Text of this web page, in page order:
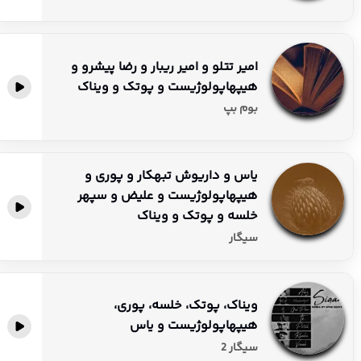
قدیمی، تک‌آهنگ‌های جدید و ریمیکس‌های ترند، را در جهش
لذت ببرند. پوتک با انرژی و پشتکار خود، همچنان در حال خلق
آثاری است که نه تنها در ایران، بلکه در صحنه جهانی رپ فارسی
نیز تأثیرگذار هستند.
امیر تتلو و امیر ریبار و رضا پیشرو و
هیپهاپولوژیست و پوتک و ویناک
بوم بپ
یاس و داریوش تبهکار و پوری و
هیپهاپولوژیست و علیض و سپهر
خلسه و پوتک و ویناک
سیگار
ویناک، پوتک، خلسه، پوری،
هیپهاپولوژیست و یاس
سیگار 2